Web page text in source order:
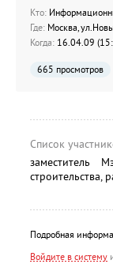
Кто:
Где: Москва,
Когда: 16.04.09
665 просмотров
Список
заместитель
Подробная
Войдите в систему